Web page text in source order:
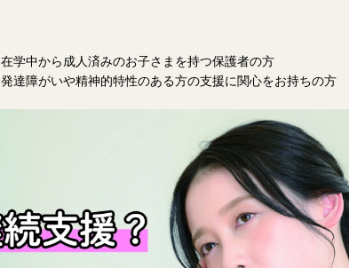
在学中から成人済みのお子さまを持つ保護者の方
発達障がいや精神的特性のある方の支援に関心をお持ちの方